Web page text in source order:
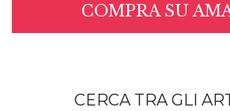
COMPRA SU
CERCA TRA GLI